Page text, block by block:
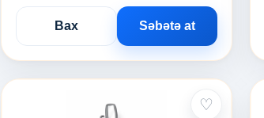
Bax Səbətə at
♡